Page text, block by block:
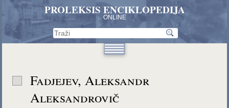
PROLEKSIS ENCIKLOPEDIJA
ONLINE
Fadjejev, Aleksandr
Aleksandrovič